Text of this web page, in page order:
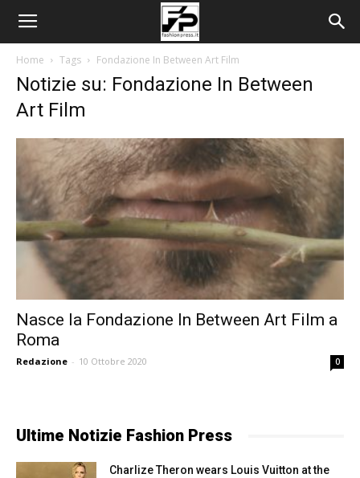
Home Tags Fondazione In Between Art Film
Notizie su: Fondazione In Between
Art Film
Nasce la Fondazione In Between Art Film a
Roma
Redazione - 10 Ottobre 2020 0
Ultime Notizie Fashion Press
Charlize Theron wears Louis Vuitton at the